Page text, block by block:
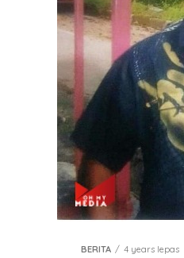
BERITA 4 years lepas